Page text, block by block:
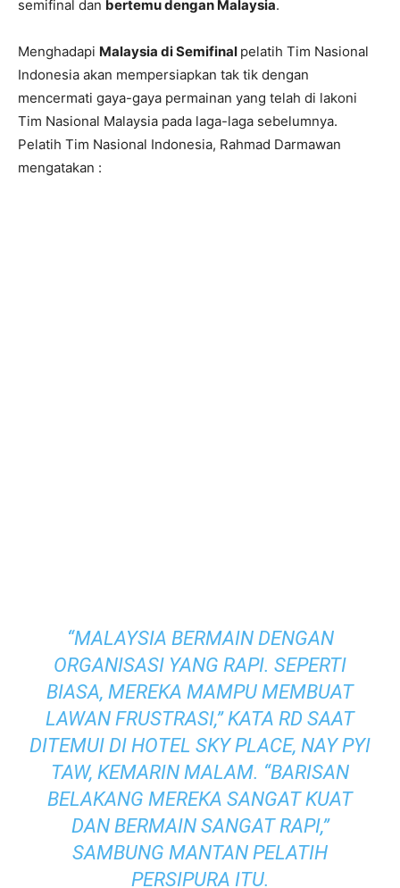
semifinal dan bertemu dengan Malaysia.
Menghadapi Malaysia di Semifinal pelatih Tim Nasional
Indonesia akan mempersiapkan tak tik dengan
mencermati gaya-gaya permainan yang telah di lakoni
Tim Nasional Malaysia pada laga-laga sebelumnya.
Pelatih Tim Nasional Indonesia, Rahmad Darmawan
mengatakan :
“MALAYSIA BERMAIN DENGAN
ORGANISASI YANG RAPI. SEPERTI
BIASA, MEREKA MAMPU MEMBUAT
LAWAN FRUSTRASI,” KATA RD SAAT
DITEMUI DI HOTEL SKY PLACE, NAY PYI
TAW, KEMARIN MALAM. “BARISAN
BELAKANG MEREKA SANGAT KUAT
DAN BERMAIN SANGAT RAPI,”
SAMBUNG MANTAN PELATIH
PERSIPURA ITU.